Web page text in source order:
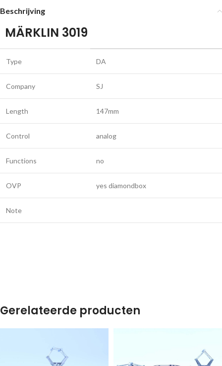
Beschrijving
MÄRKLIN 3019
Type DA
Company SJ
Length 147mm
Control analog
Functions no
OVP yes diamondbox
Note
Gerelateerde producten